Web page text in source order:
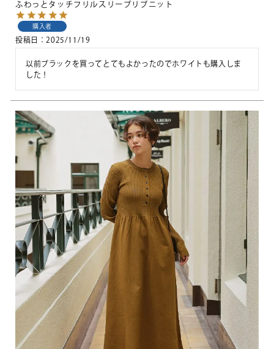
ふわっとタッチフリルスリーブリブニット
購入者
投稿日 2025/11/19
以前ブラックを買ってとてもよかったのでホワイトも購入しま
した！